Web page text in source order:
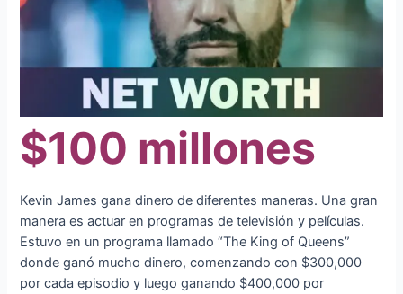
$100 millones
Kevin James gana dinero de diferentes maneras. Una gran
manera es actuar en programas de televisión y películas.
Estuvo en un programa llamado “The King of Queens”
donde ganó mucho dinero, comenzando con $300,000
por cada episodio y luego ganando $400,000 por